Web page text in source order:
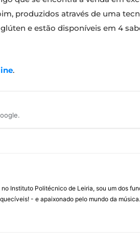
produzidos através de uma
e estão disponíveis em 4
.
Instituto Politécnico de Leiria, sou um dos
- e apaixonado pelo mundo da música.